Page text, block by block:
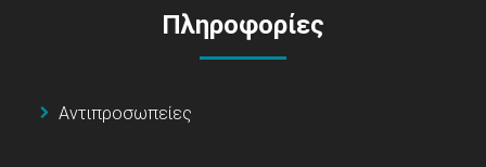
Πληροφορίες
Αντιπροσωπείες